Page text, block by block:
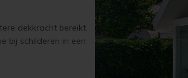
dekkracht bereikt.
bij schilderen in een